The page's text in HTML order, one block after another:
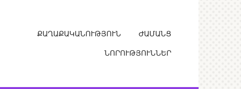
ՔԱՂԱՔԱԿԱՆՈՒԹՅՈՒՆ ԺԱՄԱՆՑ
ՆՈՐՈՒԹՅՈՒՆՆԵՐ